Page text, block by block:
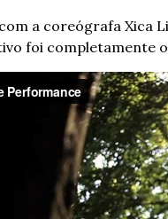
a coreógrafa Xica
foi completamente